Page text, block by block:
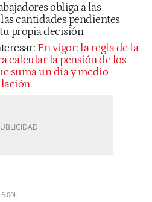
obliga a las
cantidades pendientes
propia decisión
En vigor: la regla de la
calcular la pensión de los
suma un día y medio